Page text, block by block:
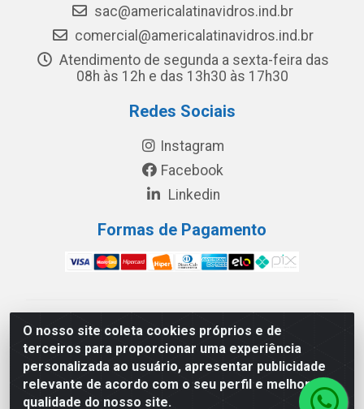
O nosso site coleta cookies próprios e de
terceiros para proporcionar uma experiência
personalizada ao usuário, apresentar publicidade
relevante de acordo com o seu perfil e melhorar a
qualidade do nosso site.
sac@americalatinavidros.ind.br
comercial@americalatinavidros.ind.br
Atendimento de segunda a sexta-feira das
08h às 12h e das 13h30 às 17h30
Redes Sociais
Instagram
Facebook
Linkedin
Formas de Pagamento
América Latina Indústria e Comércio de Vidros LTDA -
CNPJ 19.813.045/0001-03 - Rua Carlos Drummond de
Andrade, 151 Núcleo Industrial III – Cascavel/PR - CEP
85.811-530